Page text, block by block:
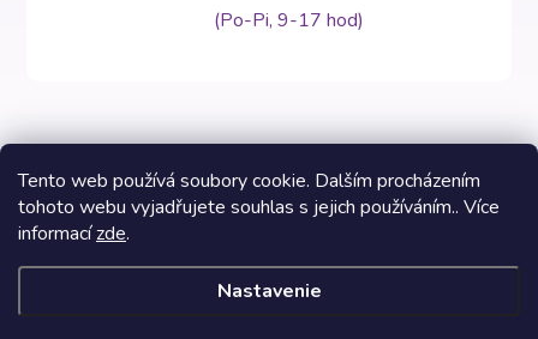
Tento web používá soubory cookie. Dalším procházením
tohoto webu vyjadřujete souhlas s jejich používáním.. Více
informacízde.
Nastavenie
(Po-Pi, 9-17 hod)
Vytvoril Shoptet Premium
Copyright 2026 Prodietix e-shop . Všetky práva vyhradené.